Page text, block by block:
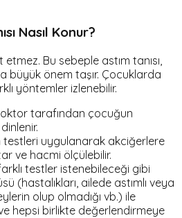
Nasıl Konur?
Bu sebeple astım tanısı,
büyük önem taşır. Çocuklarda
yöntemler izlenebilir.
tarafından çocuğun
testleri uygulanarak akciğerlere
ve hacmi ölçülebilir.
testler istenebileceği gibi
(hastalıkları, ailede astımlı veya
olup olmadığı vb.) ile
hepsi birlikte değerlendirmeye